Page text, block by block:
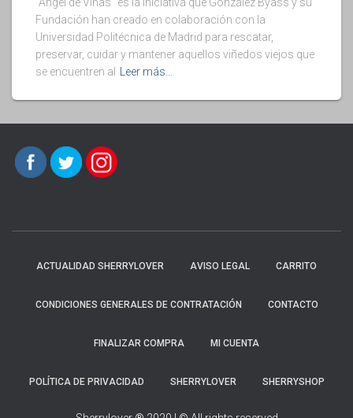
Fundación han creado en colaboración con la
Universidad Politécnica de Madrid para rescatar,
preservar, cuidar y mantener aquellos viñedos viejos que
se encuentren al
Leer más…
ACTUALIDAD SHERRYLOVER AVISO LEGAL CARRITO
CONDICIONES GENERALES DE CONTRATACIÓN CONTACTO
FINALIZAR COMPRA MI CUENTA
POLÍTICA DE PRIVACIDAD SHERRYLOVER SHERRYSHOP